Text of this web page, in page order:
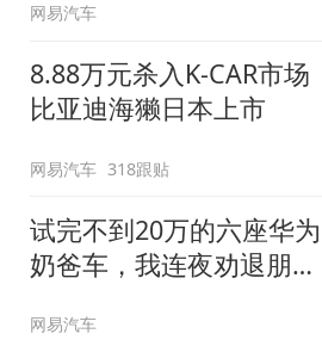
网易汽车
8.88万元杀入K-CAR市场
比亚迪海獭日本上市
网易汽车 318跟贴
试完不到20万的六座华为
奶爸车，我连夜劝退朋
网易汽车